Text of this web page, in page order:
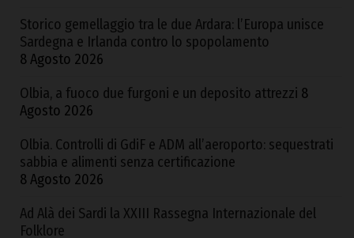
Storico gemellaggio tra le due Ardara: l’Europa unisce
Sardegna e Irlanda contro lo spopolamento
8 Agosto 2026
Olbia, a fuoco due furgoni e un deposito attrezzi 8
Agosto 2026
Olbia. Controlli di GdiF e ADM all’aeroporto: sequestrati
sabbia e alimenti senza certificazione
8 Agosto 2026
Ad Alà dei Sardi la XXIII Rassegna Internazionale del
Folklore